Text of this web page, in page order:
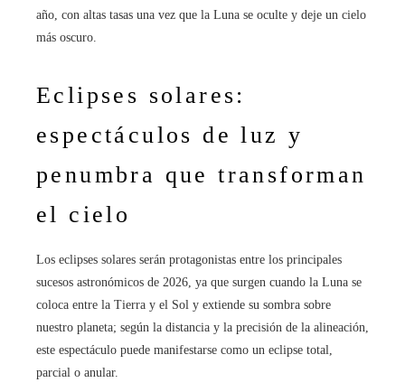
año, con altas tasas una vez que la Luna se oculte y deje un cielo
más oscuro.
Eclipses solares:
espectáculos de luz y
penumbra que transforman
el cielo
Los eclipses solares serán protagonistas entre los principales
sucesos astronómicos de 2026, ya que surgen cuando la Luna se
coloca entre la Tierra y el Sol y extiende su sombra sobre
nuestro planeta; según la distancia y la precisión de la alineación,
este espectáculo puede manifestarse como un eclipse total,
parcial o anular.